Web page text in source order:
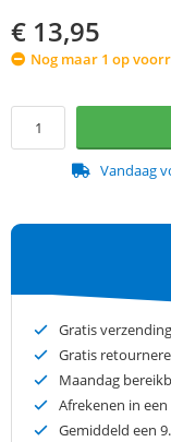
€ 13,95
Nog maar 1 op
Vandaag
Gratis
Gratis
Maandag
Afrekenen in
Gemiddeld een